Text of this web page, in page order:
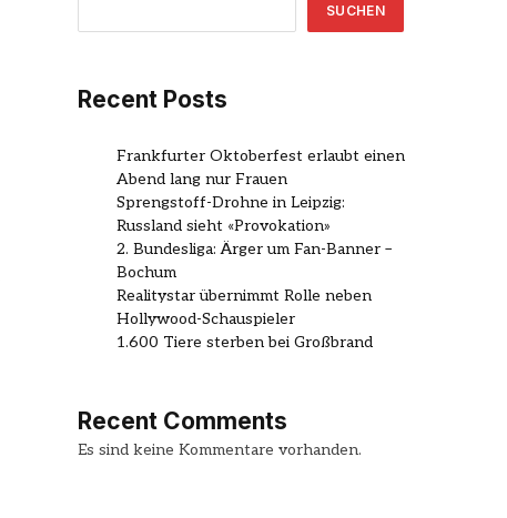
SUCHEN
Recent Posts
Frankfurter Oktoberfest erlaubt einen
Abend lang nur Frauen
Sprengstoff-Drohne in Leipzig:
Russland sieht «Provokation»
2. Bundesliga: Ärger um Fan-Banner –
Bochum
Realitystar übernimmt Rolle neben
Hollywood-Schauspieler
1.600 Tiere sterben bei Großbrand
Recent Comments
Es sind keine Kommentare vorhanden.